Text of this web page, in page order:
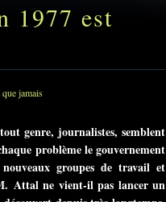
1977 est
genre, journalistes, semblent
problème le gouvernement
groupes de travail et
Attal ne vient-il pas lancer un